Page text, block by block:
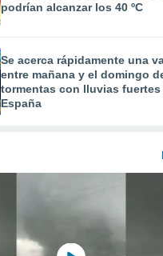
podrían alcanzar los 40 ºC
Se acerca rápidamente una
entre mañana y el domingo
tormentas con lluvias fuertes
España